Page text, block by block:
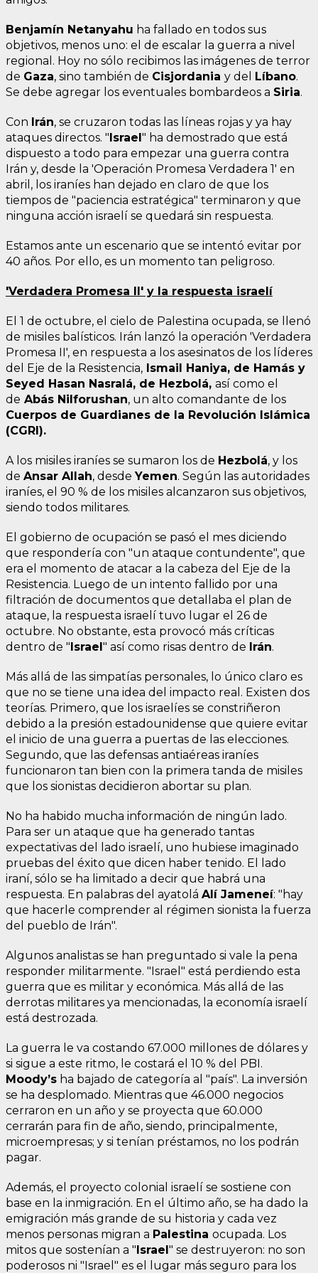
Benjamín Netanyahu ha fallado en todos sus
objetivos, menos uno: el de escalar la guerra a nivel
regional. Hoy no sólo recibimos las imágenes de terror
de Gaza, sino también de Cisjordania y del Líbano.
Se debe agregar los eventuales bombardeos a Siria.
Con Irán, se cruzaron todas las líneas rojas y ya hay
ataques directos. "Israel" ha demostrado que está
dispuesto a todo para empezar una guerra contra
Irán y, desde la 'Operación Promesa Verdadera 1' en
abril, los iraníes han dejado en claro de que los
tiempos de "paciencia estratégica" terminaron y que
ninguna acción israelí se quedará sin respuesta.
Estamos ante un escenario que se intentó evitar por
40 años. Por ello, es un momento tan peligroso.
'Verdadera Promesa II' y la respuesta israelí
El 1 de octubre, el cielo de Palestina ocupada, se llenó
de misiles balísticos. Irán lanzó la operación 'Verdadera
Promesa II', en respuesta a los asesinatos de los líderes
del Eje de la Resistencia, Ismail Haniya, de Hamás y
Seyed Hasan Nasralá, de Hezbolá, así como el
de Abás Nilforushan, un alto comandante de los
Cuerpos de Guardianes de la Revolución Islámica
(CGRI).
A los misiles iraníes se sumaron los de Hezbolá, y los
de Ansar Allah, desdeYemen. Según las autoridades
iraníes, el 90 % de los misiles alcanzaron sus objetivos,
siendo todos militares.
El gobierno de ocupación se pasó el mes diciendo
que respondería con "un ataque contundente", que
era el momento de atacar a la cabeza del Eje de la
Resistencia. Luego de un intento fallido por una
filtración de documentos que detallaba el plan de
ataque, la respuesta israelí tuvo lugar el 26 de
octubre. No obstante, esta provocó más críticas
dentro de "Israel" así como risas dentro de Irán.
Más allá de las simpatías personales, lo único claro es
que no se tiene una idea del impacto real. Existen dos
teorías. Primero, que los israelíes se constriñeron
debido a la presión estadounidense que quiere evitar
el inicio de una guerra a puertas de las elecciones.
Segundo, que las defensas antiaéreas iraníes
funcionaron tan bien con la primera tanda de misiles
que los sionistas decidieron abortar su plan.
No ha habido mucha información de ningún lado.
Para ser un ataque que ha generado tantas
expectativas del lado israelí, uno hubiese imaginado
pruebas del éxito que dicen haber tenido. El lado
iraní, sólo se ha limitado a decir que habrá una
respuesta. En palabras del ayatolá Alí Jameneí: "hay
que hacerle comprender al régimen sionista la fuerza
del pueblo de Irán".
Algunos analistas se han preguntado si vale la pena
responder militarmente. "Israel" está perdiendo esta
guerra que es militar y económica. Más allá de las
derrotas militares ya mencionadas, la economía israelí
está destrozada.
La guerra le va costando 67.000 millones de dólares y
si sigue a este ritmo, le costará el 10 % del PBI.
Moody’s ha bajado de categoría al "país". La inversión
se ha desplomado. Mientras que 46.000 negocios
cerraron en un año y se proyecta que 60.000
cerrarán para fin de año, siendo, principalmente,
microempresas; y si tenían préstamos, no los podrán
pagar.
Además, el proyecto colonial israelí se sostiene con
base en la inmigración. En el último año, se ha dado la
emigración más grande de su historia y cada vez
menos personas migran a Palestina ocupada. Los
mitos que sostenían a "Israel" se destruyeron: no son
poderosos ni "Israel" es el lugar más seguro para los